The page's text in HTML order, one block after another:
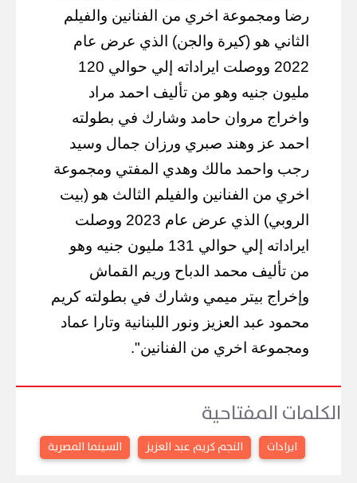
رضا ومجموعة اخري من الفنانين والفيلم
الثاني هو (كيرة والجن) الذي عرض عام
2022 ووصلت ايراداته إلي حوالي 120
مليون جنيه وهو من تأليف احمد مراد
واخراج مروان حامد وشارك في بطولته
احمد عز وهند صبري ورزان جمال وسيد
رجب واحمد مالك وهدي المفتي ومجموعة
اخري من الفنانين والفيلم الثالث هو (بيت
الروبي) الذي عرض عام 2023 ووصلت
ايراداته إلي حوالي 131 مليون جنيه وهو
من تأليف محمد الدباح وريم القماش
وإخراج بيتر ميمي وشارك في بطولته كريم
محمود عبد العزيز ونور اللبنانية وتارا عماد
ومجموعة اخري من الفنانين".
الكلمات المفتاحية
ايرادات النجم كريم عبد العزيز السينما المصرية